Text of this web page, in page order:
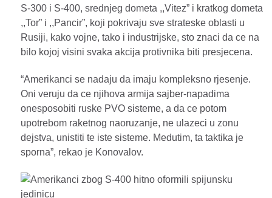
S-300 i S-400, srednjeg dometa ,,Vitez” i kratkog dometa
,,Tor” i ,,Pancir”, koji pokrivaju sve strateske oblasti u
Rusiji, kako vojne, tako i industrijske, sto znaci da ce na
bilo kojoj visini svaka akcija protivnika biti presjecena.
“Amerikanci se nadaju da imaju kompleksno rjesenje.
Oni veruju da ce njihova armija sajber-napadima
onesposobiti ruske PVO sisteme, a da ce potom
upotrebom raketnog naoruzanje, ne ulazeci u zonu
dejstva, unistiti te iste sisteme. Medutim, ta taktika je
sporna”, rekao je Konovalov.